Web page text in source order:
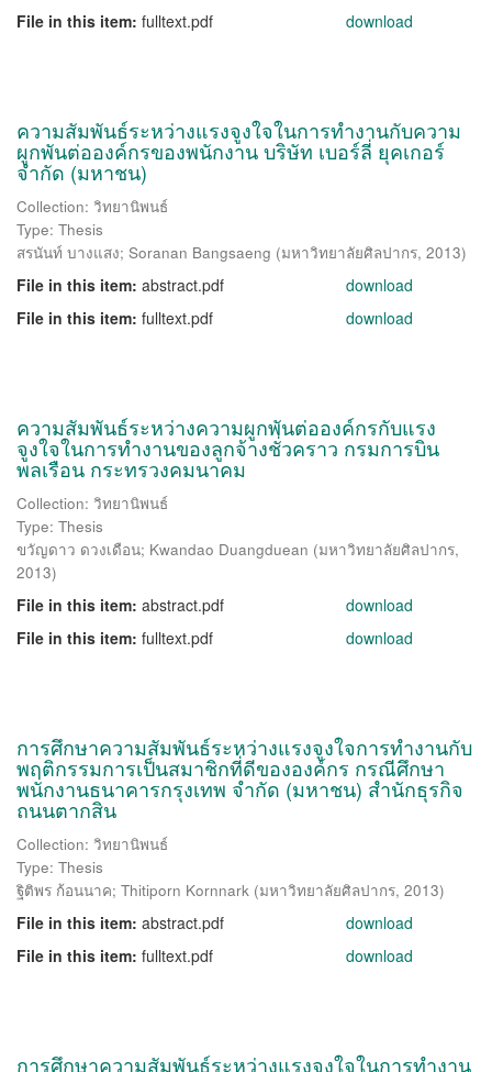
File in this item: fulltext.pdf download
ความสัมพันธ์ระหว่างแรงจูงใจในการทำงานกับความ
ผูกพันต่อองค์กรของพนักงาน บริษัท เบอร์ลี่ ยุคเกอร์
จำกัด (มหาชน)
Collection: วิทยานิพนธ์
Type: Thesis
สรนันท์ บางแสง; Soranan Bangsaeng (มหาวิทยาลัยศิลปากร, 2013)
File in this item: abstract.pdf
download
File in this item: fulltext.pdf download
ความสัมพันธ์ระหว่างความผูกพันต่อองค์กรกับแรง
จูงใจในการทำงานของลูกจ้างชั่วคราว กรมการบิน
พลเรือน กระทรวงคมนาคม
Collection: วิทยานิพนธ์
Type: Thesis
ขวัญดาว ดวงเดือน; Kwandao Duangduean (มหาวิทยาลัยศิลปากร,
2013)
File in this item: abstract.pdf
download
File in this item: fulltext.pdf download
การศึกษาความสัมพันธ์ระหว่างแรงจูงใจการทำงานกับ
พฤติกรรมการเป็นสมาชิกที่ดีขององค์กร กรณีศึกษา
พนักงานธนาคารกรุงเทพ จำกัด (มหาชน) สำนักธุรกิจ
ถนนตากสิน
Collection: วิทยานิพนธ์
Type: Thesis
ฐิติพร ก้อนนาค; Thitiporn Kornnark (มหาวิทยาลัยศิลปากร, 2013)
File in this item: abstract.pdf
download
File in this item: fulltext.pdf download
การศึกษาความสัมพันธ์ระหว่างแรงจูงใจในการทำงาน